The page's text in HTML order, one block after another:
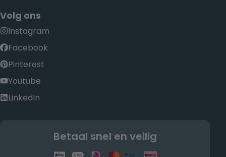
Volg ons
Instagram
Facebook
Pinterest
Youtube
LinkedIn
Betaal snel en veilig